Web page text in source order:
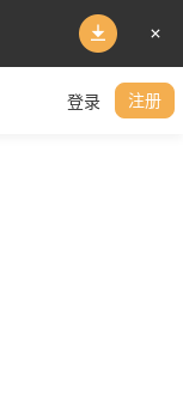
登录 注册